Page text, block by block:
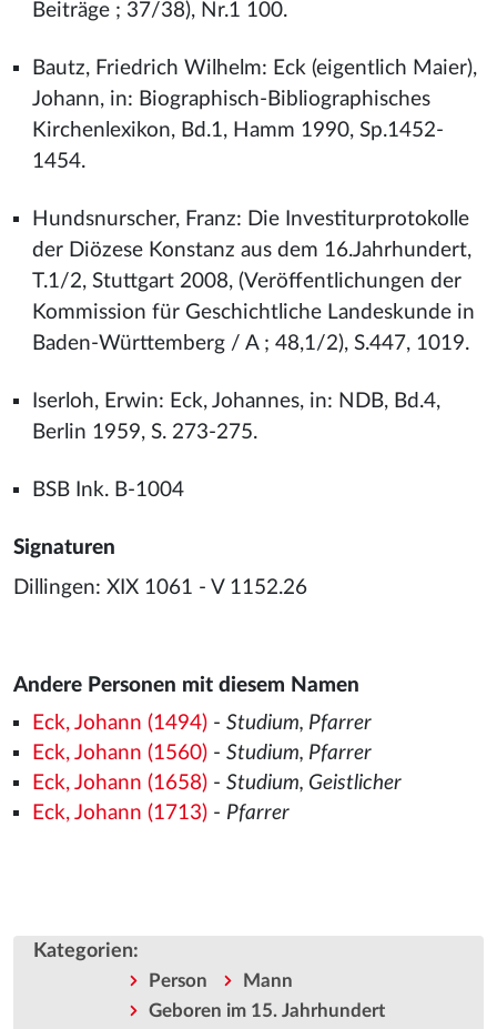
Beiträge ; 37/38), Nr.1 100.
Bautz, Friedrich Wilhelm: Eck (eigentlich Maier),
Johann, in: Biographisch-Bibliographisches
Kirchenlexikon, Bd.1, Hamm 1990, Sp.1452-
1454.
Hundsnurscher, Franz: Die Investiturprotokolle
der Diözese Konstanz aus dem 16.Jahrhundert,
T.1/2, Stuttgart 2008, (Veröffentlichungen der
Kommission für Geschichtliche Landeskunde in
Baden-Württemberg / A ; 48,1/2), S.447, 1019.
Iserloh, Erwin: Eck, Johannes, in: NDB, Bd.4,
Berlin 1959, S. 273-275.
BSB Ink. B-1004
Signaturen
Dillingen: XIX 1061 - V 1152.26
Andere Personen mit diesem Namen
Eck, Johann (1494)- Studium, Pfarrer
Eck, Johann (1560)- Studium, Pfarrer
Eck, Johann (1658)- Studium, Geistlicher
Eck, Johann (1713)- Pfarrer
Kategorien:
Person
Mann
Geboren im 15. Jahrhundert